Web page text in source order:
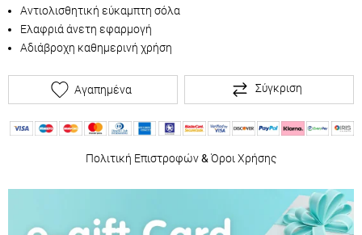
Αντιολισθητική εύκαμπτη σόλα
Ελαφριά άνετη εφαρμογή
Αδιάβροχη καθημερινή χρήση
Αγαπημένα Σύγκριση
Πολιτική Επιστροφών& Όροι Χρήσης